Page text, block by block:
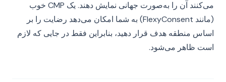
می‌کنند آن را به‌صورت جهانی نمایش دهند. یک CMP خوب
(مانند FlexyConsent) به شما امکان می‌دهد رضایت را بر
اساس منطقه هدف قرار دهید، بنابراین فقط در جایی که لازم
است ظاهر می‌شود.